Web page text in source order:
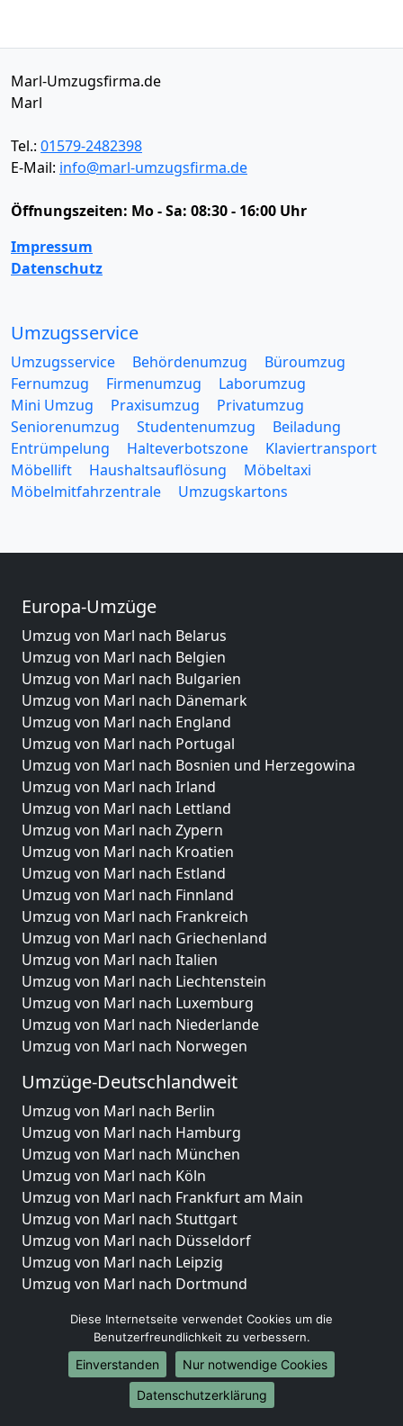
Marl-Umzugsfirma.de
Marl
Tel.: 01579-2482398
E-Mail: info@marl-umzugsfirma.de
Öffnungszeiten: Mo - Sa: 08:30 - 16:00 Uhr
Impressum
Datenschutz
Umzugsservice
Umzugsservice Behördenumzug
Büroumzug
Fernumzug
Firmenumzug
Laborumzug
Mini Umzug
Praxisumzug
Privatumzug
Seniorenumzug
Studentenumzug
Beiladung
Entrümpelung
Halteverbotszone
Klaviertransport
Möbellift
Haushaltsauflösung
Möbeltaxi
Möbelmitfahrzentrale
Umzugskartons
Europa-Umzüge
Umzug von Marl nach Belarus
Umzug von Marl nach Belgien
Umzug von Marl nach Bulgarien
Umzug von Marl nach Dänemark
Umzug von Marl nach England
Umzug von Marl nach Portugal
Umzug von Marl nach Bosnien und Herzegowina
Umzug von Marl nach Irland
Umzug von Marl nach Lettland
Umzug von Marl nach Zypern
Umzug von Marl nach Kroatien
Umzug von Marl nach Estland
Umzug von Marl nach Finnland
Umzug von Marl nach Frankreich
Umzug von Marl nach Griechenland
Umzug von Marl nach Italien
Umzug von Marl nach Liechtenstein
Umzug von Marl nach Luxemburg
Umzug von Marl nach Niederlande
Umzug von Marl nach Norwegen
Umzüge-Deutschlandweit
Umzug von Marl nach Berlin
Umzug von Marl nach Hamburg
Umzug von Marl nach München
Umzug von Marl nach Köln
Umzug von Marl nach Frankfurt am Main
Umzug von Marl nach Stuttgart
Umzug von Marl nach Düsseldorf
Umzug von Marl nach Leipzig
Umzug von Marl nach Dortmund
Umzug von Marl nach Bremen
Umzug von Marl nach Dresden
Umzug von Marl nach Hannover
Umzug von Marl nach Nürnberg
Umzug von Marl nach Duisburg
Diese Internetseite verwendet Cookies um die
Benutzerfreundlichkeit zu verbessern.
Einverstanden
Nur notwendige Cookies
Datenschutzerklärung